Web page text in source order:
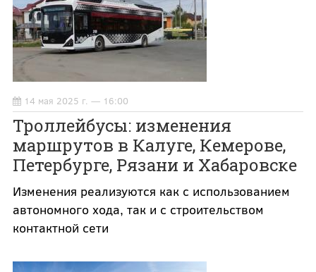
14 мая 2025 г. — 16:00
Троллейбусы: изменения
маршрутов в Калуге, Кемерове,
Петербурге, Рязани и Хабаровске
Изменения реализуются как с использованием
автономного хода, так и с строительством
контактной сети